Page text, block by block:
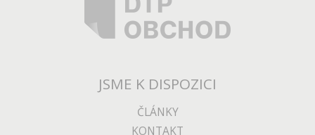
JSME K DISPOZICI
ČLÁNKY
KONTAKT